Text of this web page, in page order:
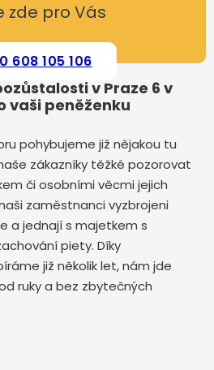
zde pro Vás
608 105 106
v Praze 6 v
vaši peněženku
pohybujeme již nějakou tu
zákazníky těžké pozorovat
či osobními věcmi jejich
zaměstnanci vyzbrojeni
a jednají s majetkem s
piety. Díky
již několik let, nám jde
ruky a bez zbytečných